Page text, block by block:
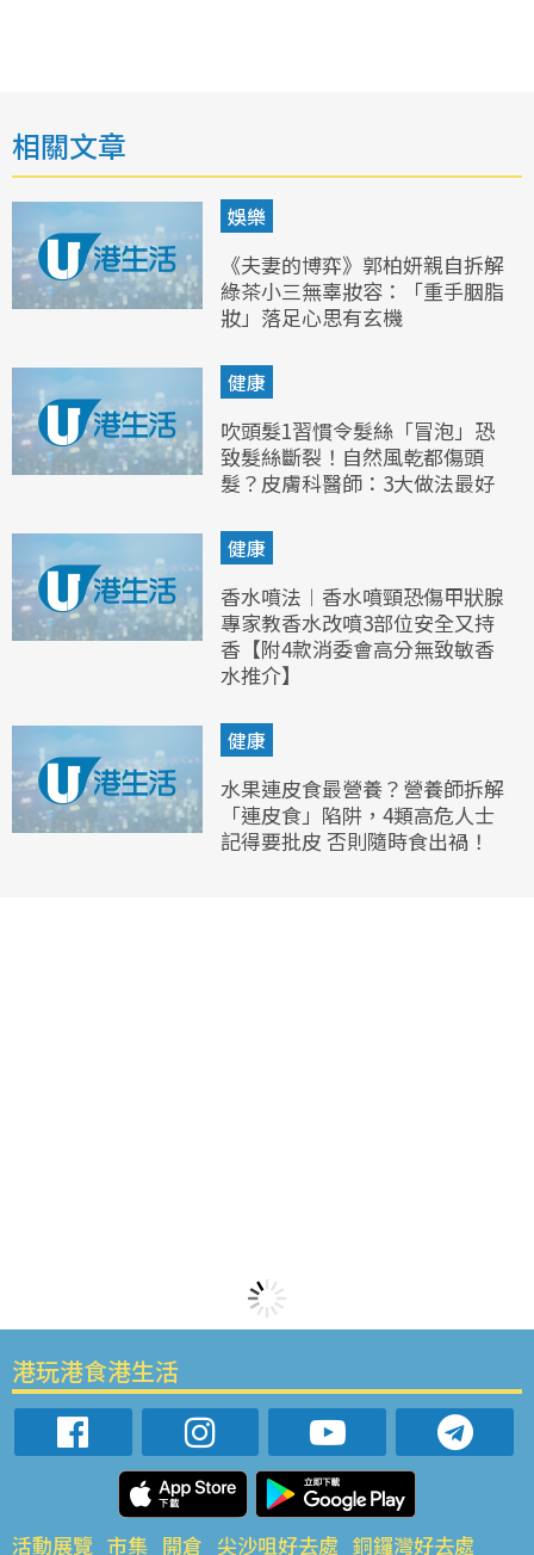
相關文章
娛樂
《夫妻的博弈》郭柏妍親自拆解
綠茶小三無辜妝容：「重手胭脂
妝」落足心思有玄機
健康
吹頭髮1習慣令髮絲「冒泡」恐
致髮絲斷裂！自然風乾都傷頭
髮？皮膚科醫師：3大做法最好
健康
香水噴法︱香水噴頸恐傷甲狀腺
專家教香水改噴3部位安全又持
香【附4款消委會高分無致敏香
水推介】
健康
水果連皮食最營養？營養師拆解
「連皮食」陷阱，4類高危人士
記得要批皮 否則隨時食出禍！
港玩港食港生活
活動展覽 市集 開倉 尖沙咀好去處 銅鑼灣好去處